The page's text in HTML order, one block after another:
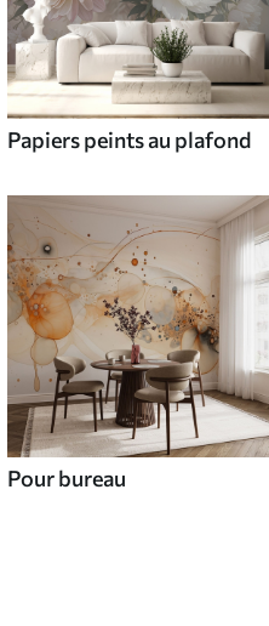
Papiers peints au plafond
Pour bureau